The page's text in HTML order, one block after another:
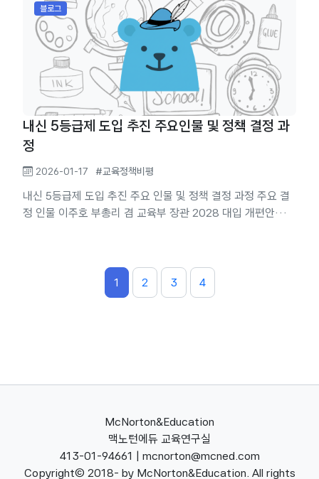
SAT/ACT 선택제(test-optional)로 전환하면서, 내신의 절
대 점수뿐 아니라 수강 과목 난이도, 성취의 추이, 학교 맥락
을...
블로그
내신 5등급제 도입 추진 주요인물 및 정책 결정 과
정
2026-01-17 #교육정책비평
내신 5등급제 도입 추진 주요 인물 및 정책 결정 과정 주요 결
정 인물 이주호 부총리 겸 교육부 장관 2028 대입 개편안의
서 유일하게 내신을 상대평가 9등급으로 하고 있는 한국의 문
제를 해결하기 위한 선진화된 개편"이라고 주장[youtube]​ 다
만 2023년 6월 "9등급제 유지" 발표 후 불과 4개월 만에 5등
1 2 3 4
McNorton&Education
맥노턴에듀 교육연구실
413-01-94661 | mcnorton@mcned.com
Copyright(c) 2018- by McNorton&Education. All rights